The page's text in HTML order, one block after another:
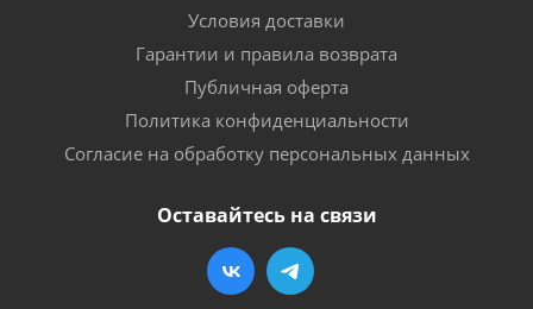
Условия доставки
Гарантии и правила возврата
Публичная оферта
Политика конфиденциальности
Согласие на обработку персональных данных
Оставайтесь на связи